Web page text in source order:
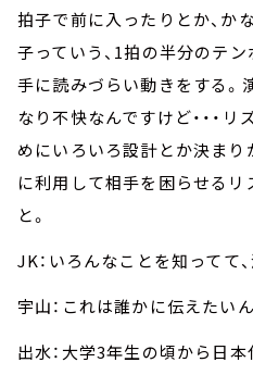
拍子で前に入ったりとか、か
子っていう、1拍の半分のテ
手に読みづらい動きをする。
なり不快なんですけど・・・
めにいろいろ設計とか決まり
に利用して相手を困らせる
と。
JK：いろんなことを知ってて
宇山：これは誰かに伝えたい
出水：大学3年生の頃から日